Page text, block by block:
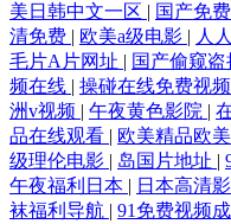
美日韩中文一区 | 国产免
清免费 | 欧美a级电影 | 人
毛片A片网址 | 国产偷窥盗
频在线 | 操碰在线免费视频
洲v视频 | 午夜黄色影院 |
品在线观看 | 欧美精品欧
级理伦电影 | 岛国片地址 |
午夜福利日本 | 日本高清
袜福利导航 | 91免费视频成